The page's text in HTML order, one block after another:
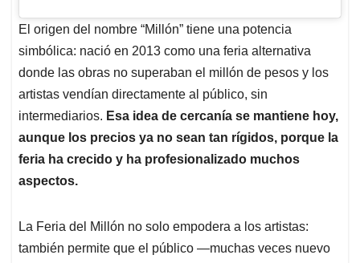
El origen del nombre “Millón” tiene una potencia
simbólica: nació en 2013 como una feria alternativa
donde las obras no superaban el millón de pesos y los
artistas vendían directamente al público, sin
intermediarios. Esa idea de cercanía se mantiene hoy,
aunque los precios ya no sean tan rígidos, porque la
feria ha crecido y ha profesionalizado muchos
aspectos.
La Feria del Millón no solo empodera a los artistas:
también permite que el público —muchas veces nuevo